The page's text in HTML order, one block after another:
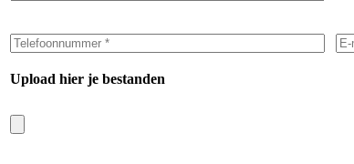
Upload hier je bestanden